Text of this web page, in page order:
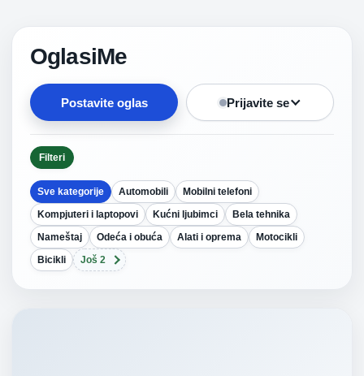
OglasiMe
Postavite oglas Prijavite se
Filteri
Sve kategorije Automobili
Mobilni telefoni
Kompjuteri i laptopovi
Kućni ljubimci
Bela tehnika
Nameštaj
Odeća i obuća Alati i oprema
Motocikli
Bicikli
Još 2